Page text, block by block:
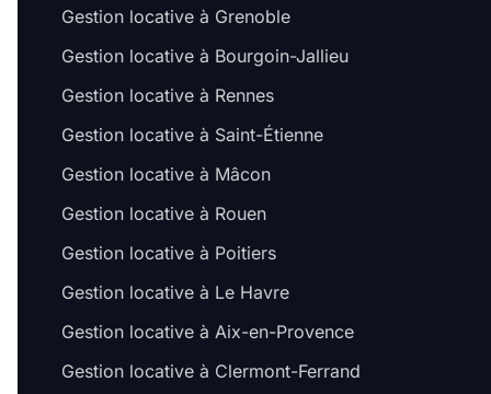
Gestion locative à Grenoble
Gestion locative à Bourgoin-Jallieu
Gestion locative à Rennes
Gestion locative à Saint-Étienne
Gestion locative à Mâcon
Gestion locative à Rouen
Gestion locative à Poitiers
Gestion locative à Le Havre
Gestion locative à Aix-en-Provence
Gestion locative à Clermont-Ferrand